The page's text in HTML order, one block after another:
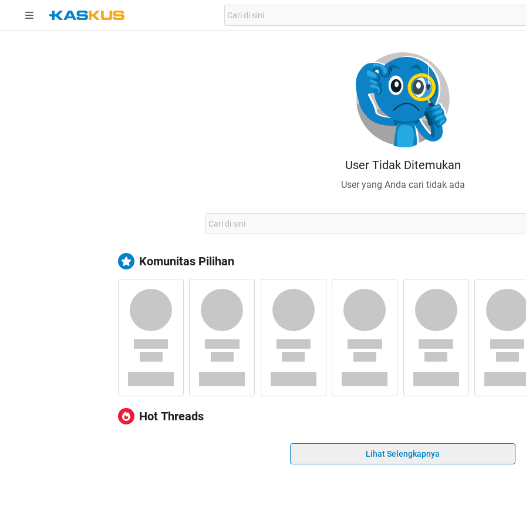
User Tidak Ditemukan
User yang Anda cari tidak ada
Komunitas Pilihan
Hot Threads
Lihat Selengkapnya